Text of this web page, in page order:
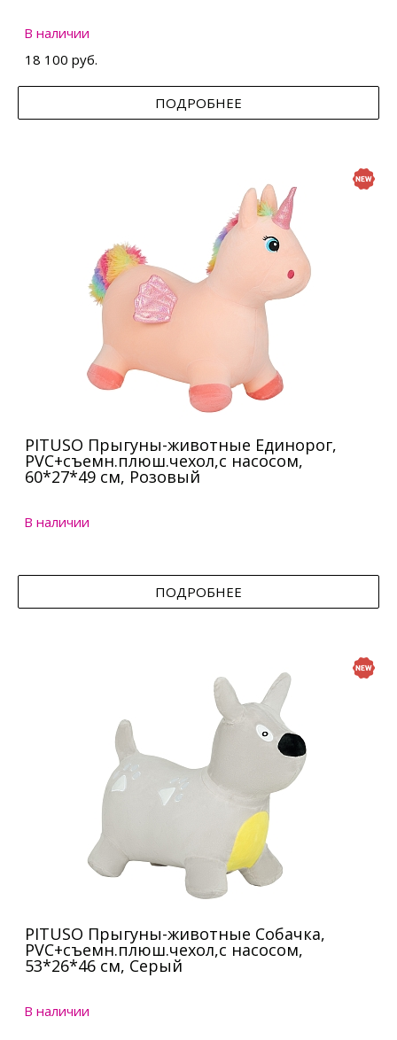
В наличии
18 100 руб.
ПОДРОБНЕЕ
PITUSO Прыгуны-животные Единорог,
PVC+съемн.плюш.чехол,с насосом,
60*27*49 см, Розовый
В наличии
ПОДРОБНЕЕ
PITUSO Прыгуны-животные Собачка,
PVC+съемн.плюш.чехол,с насосом,
53*26*46 см, Серый
В наличии